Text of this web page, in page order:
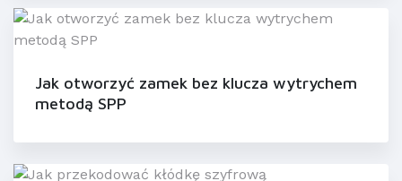
Jak otworzyć zamek bez klucza wytrychem
metodą SPP